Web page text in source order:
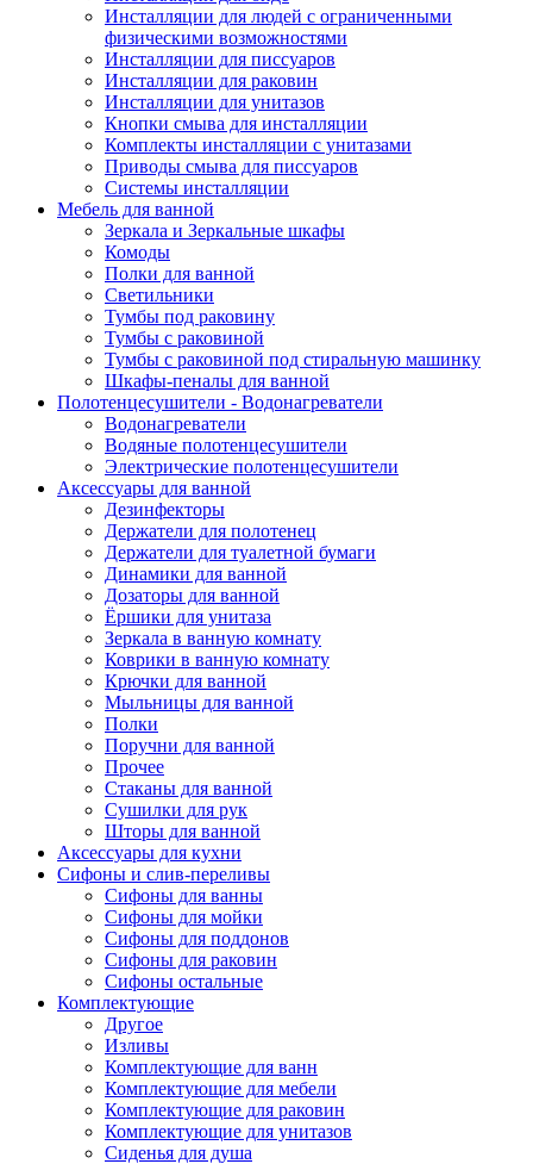
Инсталляции для людей с ограниченными
физическими возможностями
Инсталляции для писсуаров
Инсталляции для раковин
Инсталляции для унитазов
Кнопки смыва для инсталляции
Комплекты инсталляции с унитазами
Приводы смыва для писсуаров
Системы инсталляции
Мебель для ванной
Зеркала и Зеркальные шкафы
Комоды
Полки для ванной
Светильники
Тумбы под раковину
Тумбы с раковиной
Тумбы с раковиной под стиральную машинку
Шкафы-пеналы для ванной
Полотенцесушители - Водонагреватели
Водонагреватели
Водяные полотенцесушители
Электрические полотенцесушители
Аксессуары для ванной
Дезинфекторы
Держатели для полотенец
Держатели для туалетной бумаги
Динамики для ванной
Дозаторы для ванной
Ёршики для унитаза
Зеркала в ванную комнату
Коврики в ванную комнату
Крючки для ванной
Мыльницы для ванной
Полки
Поручни для ванной
Прочее
Стаканы для ванной
Сушилки для рук
Шторы для ванной
Аксессуары для кухни
Сифоны и слив-переливы
Сифоны для ванны
Сифоны для мойки
Сифоны для поддонов
Сифоны для раковин
Сифоны остальные
Комплектующие
Другое
Изливы
Комплектующие для ванн
Комплектующие для мебели
Комплектующие для раковин
Комплектующие для унитазов
Сиденья для душа